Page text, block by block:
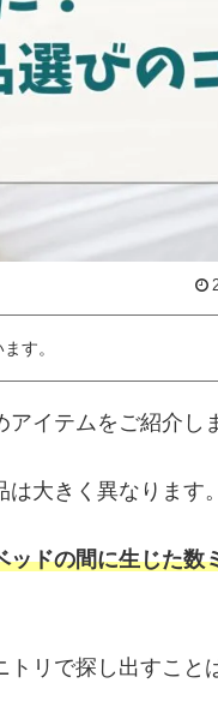
す。
イテムをご紹介し
大きく異なります。
ドの間に生じた数
リで探し出すこと